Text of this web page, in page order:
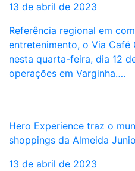
13 de abril de 2023
Referência regional em
entretenimento, o Via Café
nesta quarta-feira, dia 12
operações em Varginha….
Hero Experience traz o
shoppings da Almeida
13 de abril de 2023